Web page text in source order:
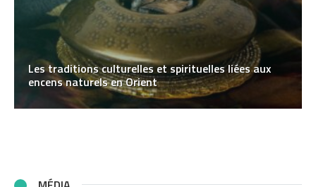
Les traditions culturelles et spirituelles liées aux
encens naturels en Orient